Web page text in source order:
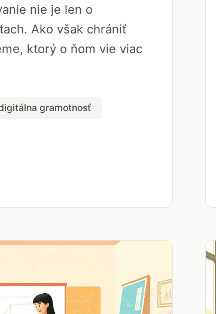
nie je len o
Ako však chrániť
ktorý o ňom vie viac
gramotnosť